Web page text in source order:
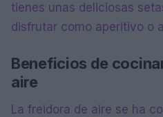
tienes unas deliciosas
disfrutar como aperitivo o
Beneficios de
aire
La freidora de aire se ha